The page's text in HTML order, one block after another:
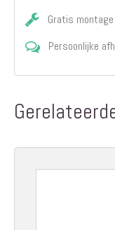
Gratis
Persoonlijke